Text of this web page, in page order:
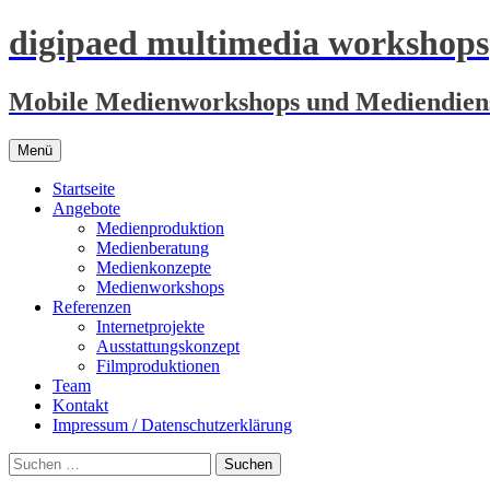
digipaed multimedia workshops
Mobile Medienworkshops und
Menü Zum
Inhalt
springen
Startseite
Angebote
Medienproduktion
Medienberatung
Medienkonzepte
Medienworkshops
Referenzen
Internetprojekte
Ausstattungskonzept
Filmproduktionen
Team
Kontakt
Impressum / Datenschutzerklärung
Suchen
nach: